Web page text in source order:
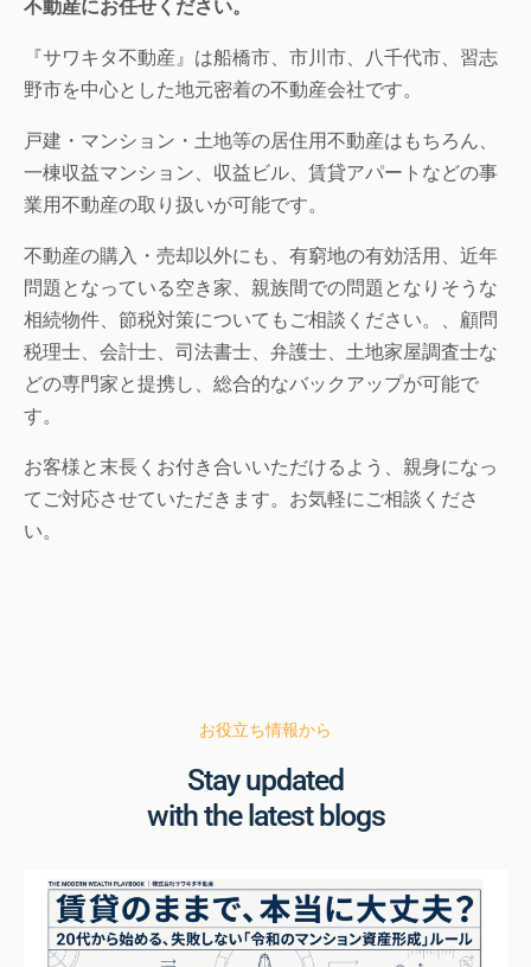
不動産にお任せください。
『サワキタ不動産』は船橋市、市川市、八千代市、習志
野市を中心とした地元密着の不動産会社です。
戸建・マンション・土地等の居住用不動産はもちろん、
一棟収益マンション、収益ビル、賃貸アパートなどの事
業用不動産の取り扱いが可能です。
不動産の購入・売却以外にも、有窮地の有効活用、近年
問題となっている空き家、親族間での問題となりそうな
相続物件、節税対策についてもご相談ください。、顧問
税理士、会計士、司法書士、弁護士、土地家屋調査士な
どの専門家と提携し、総合的なバックアップが可能で
す。
お客様と末長くお付き合いいただけるよう、親身になっ
てご対応させていただきます。お気軽にご相談くださ
い。
お役立ち情報から
Stay updated
with the latest blogs